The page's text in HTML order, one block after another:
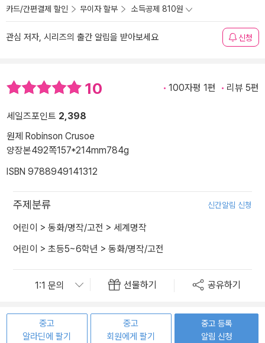
카드/간편결제 할인 무이자 할부 소득공제 810원
관심 저자, 시리즈의 출간 알림을 받아보세요 신청
10 100자평 1편 리뷰 5편
세일즈포인트 2,398
원제 Robinson Crusoe
양장본492쪽157*214mm784g
ISBN 9788949141312
주제분류 신간알림 신청
어린이 > 동화/명작/고전 > 세계명작
어린이 > 초등5~6학년 > 동화/명작/고전
선물하기 공유하기
중고
알라딘에 팔기
중고
회원에게 팔기
중고 등록
알림 신청